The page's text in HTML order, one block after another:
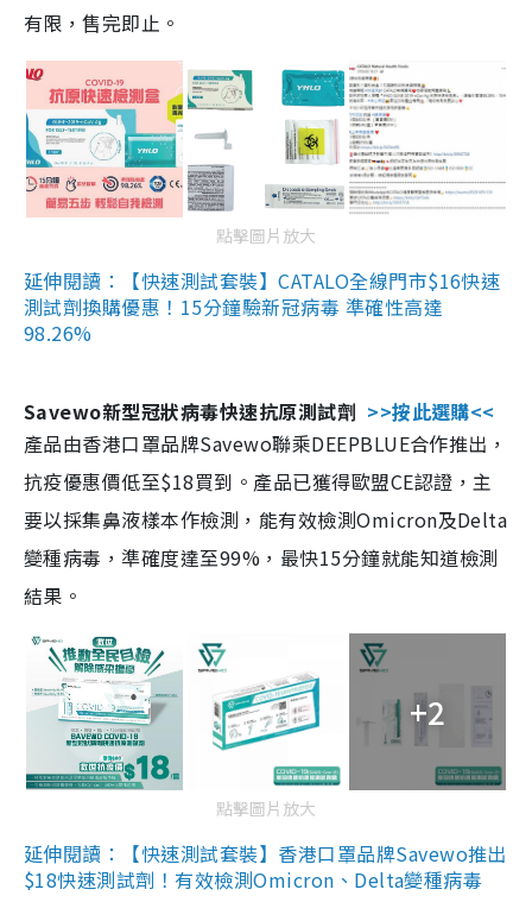
有限，售完即止。
點擊圖片放大
延伸閱讀：【快速測試套裝】CATALO全線門市$16快速
測試劑換購優惠！15分鐘驗新冠病毒 準確性高達
98.26%
Savewo新型冠狀病毒快速抗原測試劑 >>按此選購<<
產品由香港口罩品牌Savewo聯乘DEEPBLUE合作推出，
抗疫優惠價低至$18買到。產品已獲得歐盟CE認證，主
要以採集鼻液樣本作檢測，能有效檢測Omicron及Delta
變種病毒，準確度達至99%，最快15分鐘就能知道檢測
結果。
+2
點擊圖片放大
延伸閱讀：【快速測試套裝】香港口罩品牌Savewo推出
$18快速測試劑！有效檢測Omicron、Delta變種病毒